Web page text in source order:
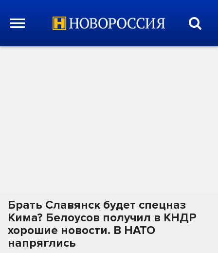
Брать Славянск будет спецназ
Кима? Белоусов получил в КНДР
хорошие новости. В НАТО
напряглись